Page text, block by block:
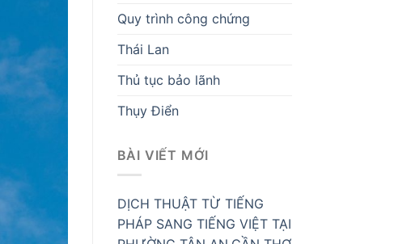
Quy trình công chứng
Thái Lan
Thủ tục bảo lãnh
Thụy Điển
BÀI VIẾT MỚI
DỊCH THUẬT TỪ TIẾNG
PHÁP SANG TIẾNG VIỆT TẠI